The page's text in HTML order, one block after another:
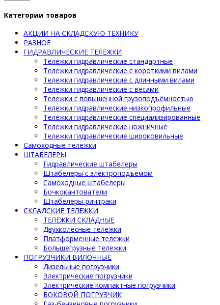
Категории товаров
АКЦИИ НА СКЛАДСКУЮ ТЕХНИКУ
РАЗНОЕ
ГИДРАВЛИЧЕСКИЕ ТЕЛЕЖКИ
Тележки гидравлические стандартные
Тележки гидравлические с короткими вилами
Тележки гидравлические с длинными вилами
Тележки гидравлические с весами
Тележки с повышенной грузоподъёмностью
Тележки гидравлические низкопрофильные
Тележки гидравлические специализированные
Тележки гидравлические ножничные
Тележки гидравлические широковильные
Самоходные тележки
ШТАБЕЛЕРЫ
Гидравлические штабелеры
Штабелеры с электроподъемом
Самоходные штабелеры
Бочкокантователи
Штабелеры-ричтраки
СКЛАДСКИЕ ТЕЛЕЖКИ
ТЕЛЕЖКИ СКЛАДНЫЕ
Двухколесные тележки
Платформенные тележки
Большегрузные тележки
ПОГРУЗЧИКИ ВИЛОЧНЫЕ
Дизельные погрузчики
Электрические погрузчики
Электрические компактные погрузчики
БОКОВОЙ ПОГРУЗЧИК